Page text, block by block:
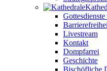
Livestream
Kontakt
Dompfarrei
Geschichte
Bischöfliche